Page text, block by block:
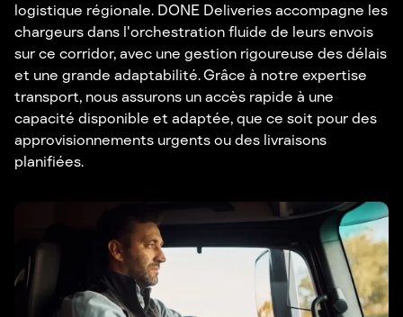
logistique régionale. DONE Deliveries accompagne les
chargeurs dans l'orchestration fluide de leurs envois
sur ce corridor, avec une gestion rigoureuse des délais
et une grande adaptabilité. Grâce à notre expertise
transport, nous assurons un accès rapide à une
capacité disponible et adaptée, que ce soit pour des
approvisionnements urgents ou des livraisons
planifiées.